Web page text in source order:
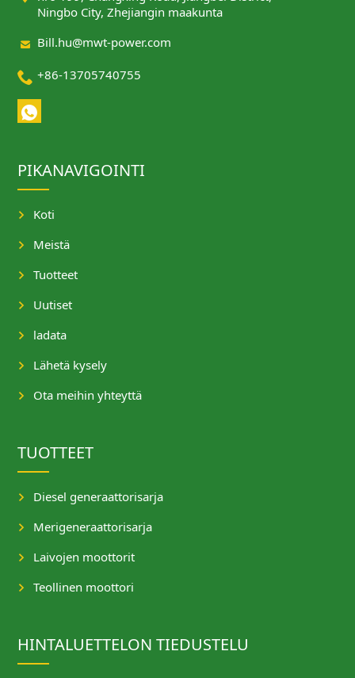
Ningbo City, Zhejiangin maakunta
 Bill.hu@mwt-power.com
 +86-13705740755
PIKANAVIGOINTI
Koti
Meistä
Tuotteet
Uutiset
ladata
Lähetä kysely
Ota meihin yhteyttä
TUOTTEET
Diesel generaattorisarja
Merigeneraattorisarja
Laivojen moottorit
Teollinen moottori
HINTALUETTELON TIEDUSTELU